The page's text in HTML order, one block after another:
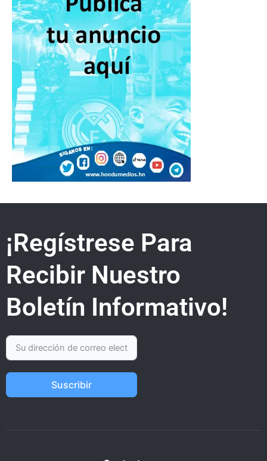
¡Regístrese Para
Recibir Nuestro
Boletín Informativo!
Suscribir